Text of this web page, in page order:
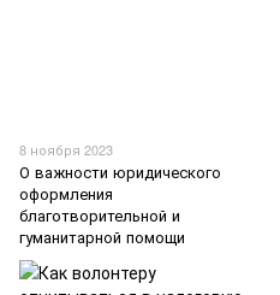
8 ноября 2023
О важности юридического
оформления
благотворительной и
гуманитарной помощи